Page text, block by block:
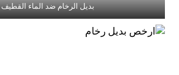
بديل الرخام ضد الماء القطيف